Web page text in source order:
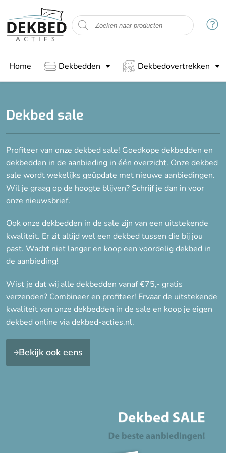
Home Dekbedden Dekbedovertrekken
Dekbed sale
Profiteer van onze dekbed sale! Goedkope dekbedden en
dekbedden in de aanbieding in één overzicht. Onze dekbed
sale wordt wekelijks geüpdate met nieuwe aanbiedingen.
Wil je graag op de hoogte blijven? Schrijf je dan in voor
onze nieuwsbrief.
Ook onze dekbedden in de sale zijn van een uitstekende
kwaliteit. Er zit altijd wel een dekbed tussen die bij jou
past. Wacht niet langer en koop een voordelig dekbed in
de aanbieding!
Wist je dat wij alle dekbedden vanaf €75,- gratis
verzenden? Combineer en profiteer! Ervaar de uitstekende
kwaliteit van onze dekbedden in de sale en koop je eigen
dekbed online via dekbed-acties.nl.
Bekijk ook eens
Filteren
Maat
140 x 200 cm
200 x 220 cm
Vulling
Bamboe
Dons
Gesiliconiseerde holle vezels
Katoen
Synthetisch
Veren
Wol
Seizoen
Lente/Herfst, Winter
Winter
Warmteklasse 1 (Winter